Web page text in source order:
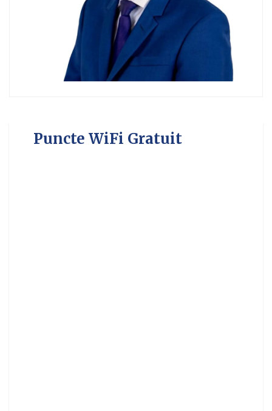
Puncte WiFi Gratuit